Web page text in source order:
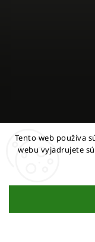
Tento web používa
webu vyjadrujete
Sledovať na
Copyright